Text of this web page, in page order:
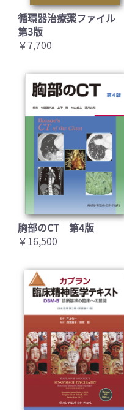
循環器治療薬ファイル
第3版
￥7,700
胸部のCT 第4版
￥16,500